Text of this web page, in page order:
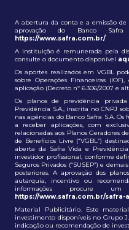
A abertura da conta e a emissão
aprovação do Banco
https://www.safra.com.br/
A instituição é remunerada pela
consulte o documento disponível
Os aportes realizados em VGBL
sobre Operações Financeiras
aplicação (Decreto nº 6.306/2007 e
Os planos de previdência
Previdência S.A., inscrita no CNPJ
nas agências do Banco Safra S.A.
a receber aplicações, com
relacionadas aos Planos Geradores
de Benefícios Livre (“VGBL”)
aberta da Safra Vida e
investidor profissional, conforme
Seguros Privados (“SUSEP”) e
posteriores. A aprovação dos
autarquia, incentivo ou
informações procure
https://www.safra.com.br/safra-
Material Publicitário. Este
investimento disponíveis no Grupo
indicação ou recomendação de